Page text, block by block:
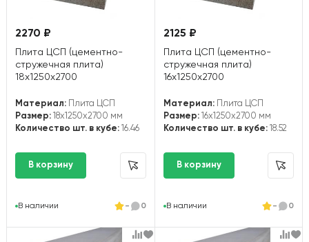
2270 ₽
Плита ЦСП (цементно-
стружечная плита)
18х1250х2700
Материал: Плита ЦСП
Размер: 18x1250x2700 мм
Количество шт. в кубе: 16.46
В наличии - 0
2125 ₽
Плита ЦСП (цементно-
стружечная плита)
16х1250х2700
Материал:Плита ЦСП
Размер:16x1250x2700 мм
Количество шт. в кубе:18.52
В наличии - 0